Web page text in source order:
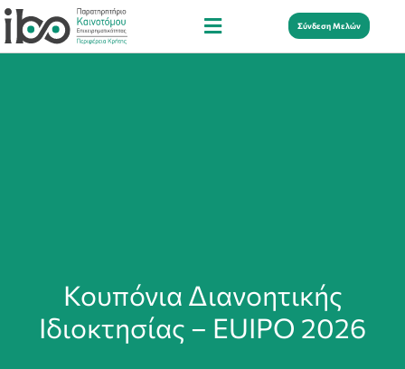
Σύνδεση Μελών
Κουπόνια Διανοητικής
Ιδιοκτησίας – EUIPO 2026